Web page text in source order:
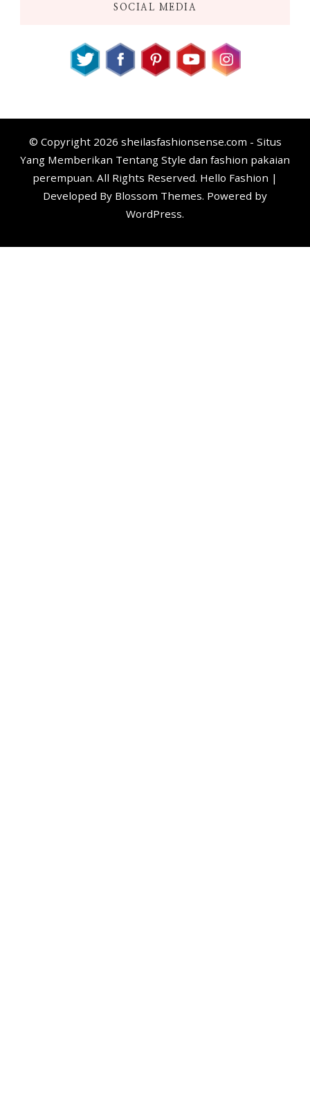
SOCIAL MEDIA
© Copyright 2026 sheilasfashionsense.com - Situs
Yang Memberikan Tentang Style dan fashion pakaian
perempuan. All Rights Reserved. Hello Fashion |
Developed By Blossom Themes. Powered by
WordPress.